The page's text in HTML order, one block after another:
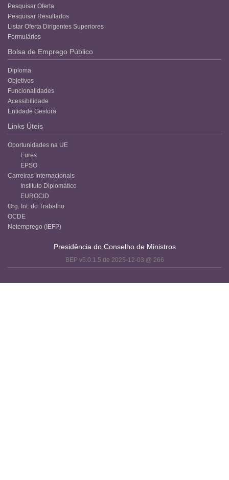
Pesquisar Oferta
Pesquisar Resultados
Listar Oferta Dirigentes Superiores
Formulários
Bolsa de Emprego Público
Diploma
Objetivos
Funcionalidades
Acessibilidade
Entidade Gestora
Links Úteis
Oportunidades na UE
Eures
EPSO
Carreiras Internacionais
Instituto Diplomático
EUROCID
Org. Int. do Trabalho
OCDE
Netemprego (IEFP)
Presidência do Conselho de Ministros
BEP v5.0.1.5 de 2025-12-03 @ 266